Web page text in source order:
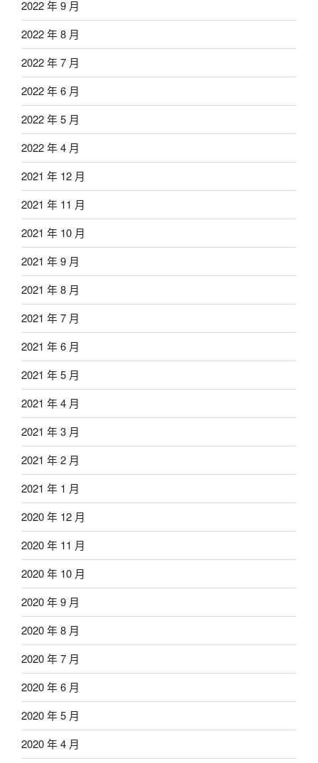
2022 年 9 月
2022 年 8 月
2022 年 7 月
2022 年 6 月
2022 年 5 月
2022 年 4 月
2021 年 12 月
2021 年 11 月
2021 年 10 月
2021 年 9 月
2021 年 8 月
2021 年 7 月
2021 年 6 月
2021 年 5 月
2021 年 4 月
2021 年 3 月
2021 年 2 月
2021 年 1 月
2020 年 12 月
2020 年 11 月
2020 年 10 月
2020 年 9 月
2020 年 8 月
2020 年 7 月
2020 年 6 月
2020 年 5 月
2020 年 4 月